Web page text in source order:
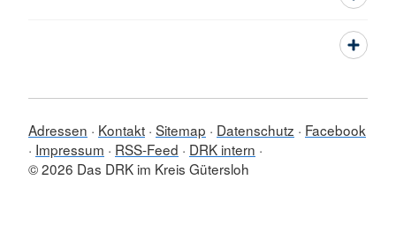
Adressen Kontakt Sitemap Datenschutz
Facebook
Impressum
RSS-Feed
DRK intern
© 2026 Das DRK im Kreis Gütersloh